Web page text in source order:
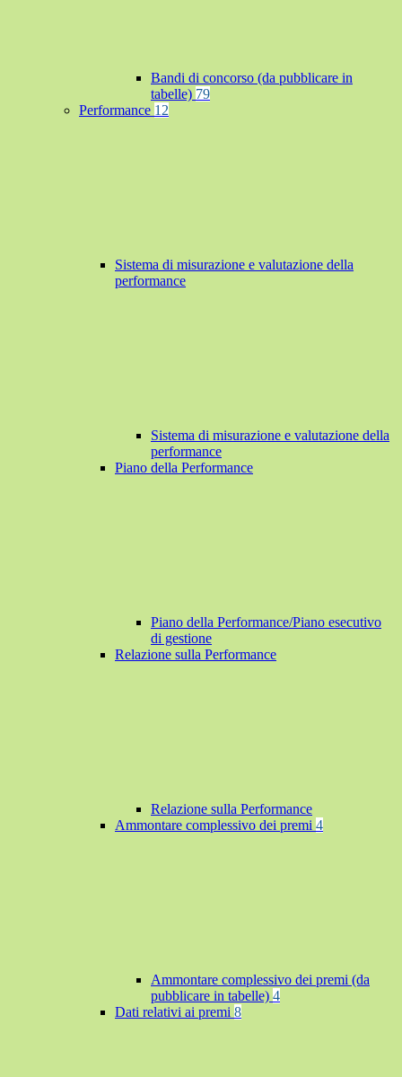
Bandi di concorso (da pubblicare in
tabelle) 79
Performance 12
Sistema di misurazione e valutazione della
performance
Sistema di misurazione e valutazione della
performance
Piano della Performance
Piano della Performance/Piano esecutivo
di gestione
Relazione sulla Performance
Relazione sulla Performance
Ammontare complessivo dei premi 4
Ammontare complessivo dei premi (da
pubblicare in tabelle) 4
Dati relativi ai premi 8